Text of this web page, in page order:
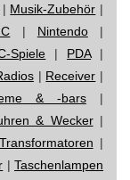
| Musik-Zubehör |
| Nintendo|
Spiele | PDA|
| Receiver |
& -bars|
& Wecker|
|
| Taschenlampen